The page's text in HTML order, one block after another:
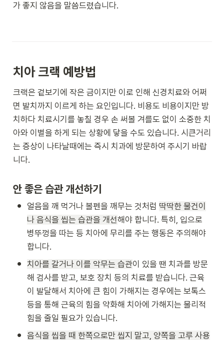
가 좋지 않음을 말씀드렸습니다.
치아 크랙 예방법
크랙은 겉보기에 작은 금이지만 이로 인해 신경치료와 어쩌
면 발치까지 이르게 하는 요인입니다. 비용도 비용이지만 방
치하다 치료시기를 놓칠 경우 손 써볼 겨를도 없이 소중한 치
아와 이별을 하게 되는 상황에 닿을 수도 있습니다. 시큰거리
는 증상이 나타날때에는 즉시 치과에 방문하여 주시기 바랍
니다.
안 좋은 습관 개선하기
• 얼음을 깨 먹거나 볼펜을 깨무는 것처럼 딱딱한 물건이
나 음식을 씹는 습관을 개선해야 합니다. 특히, 입으로
병뚜껑을 따는 등 치아에 무리를 주는 행동은 주의해야
합니다.
• 치아를 갈거나 이를 악무는 습관이 있을 땐 치과를 방문
해 검사를 받고, 보호 장치 등의 치료를 받습니다. 근육
이 발달해서 치아에 큰 힘이 가해지는 경우에는 보톡스
등을 통해 근육의 힘을 약화해 치아에 가해지는 물리적
힘을 줄일 필요가 있습니다.
• 음식을 씹을 때 한쪽으로만 씹지 말고, 양쪽을 고루 사용